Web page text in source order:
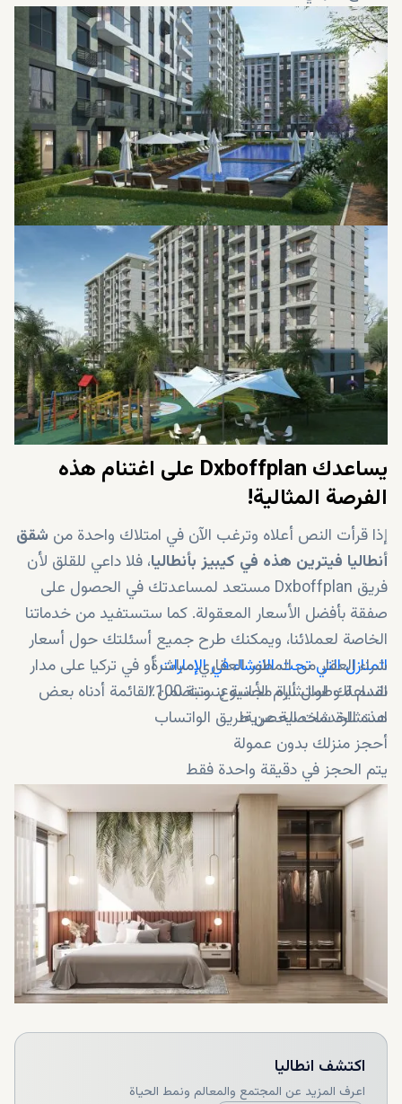
ملاعب للأطفال
يساعدك Dxboffplan على اغتنام هذه
الفرصة المثالية!
إذا قرأت النص أعلاه وترغب الآن في امتلاك واحدة من شقق
أنطاليا فيترين هذه في كيبيز بأنطاليا، فلا داعي للقلق لأن
فريق Dxboffplan مستعد لمساعدتك في الحصول على
صفقة بأفضل الأسعار المعقولة. كما ستستفيد من خدماتنا
الخاصة لعملائنا، ويمكنك طرح جميع أسئلتك حول أسعار
المنازل التي تحت الانشاء في الإماراتأو في تركيا على مدار
الساعة وطوال أيام الأسبوع. وتتضمن القائمة أدناه بعض
هذه الخدمات الحصرية:
شراء العقار من المطور العقاري مباشرةً
نقدم لك استشارة مجانية بنسبة 100٪
استشارة شخصية عن طريق الواتساب
أحجز منزلك بدون عمولة
يتم الحجز في دقيقة واحدة فقط
خدمات والتجنيس
اكتشف انطاليا
اعرف المزيد عن المجتمع والمعالم ونمط الحياة